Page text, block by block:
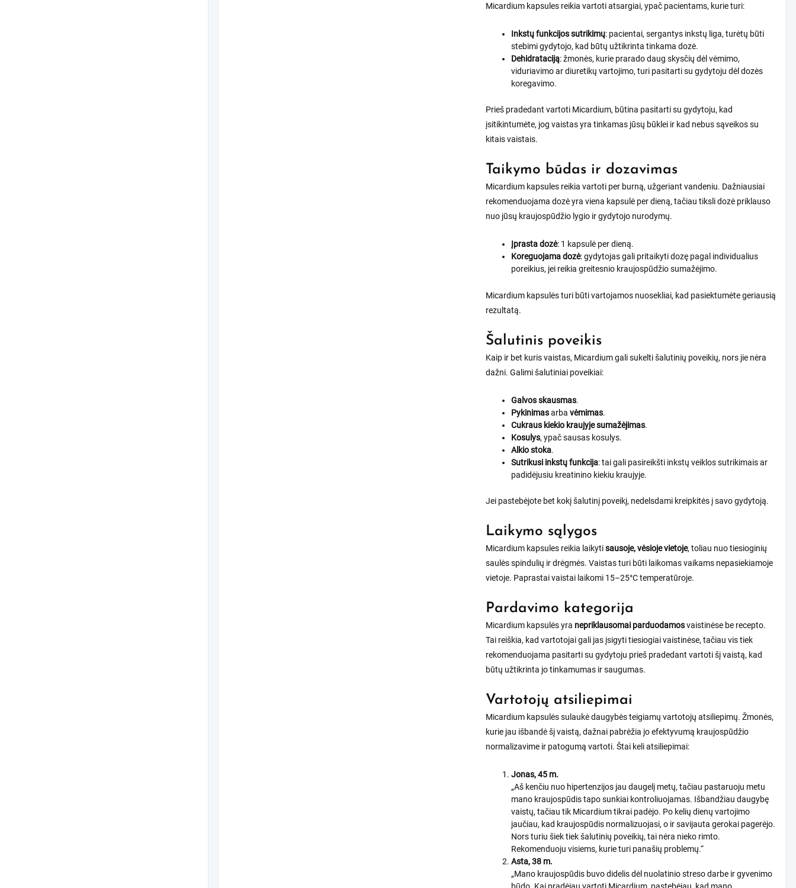
Micardium kapsules reikia vartoti atsargiai, ypač pacientams, kurie turi:
Inkstų funkcijos sutrikimų: pacientai, sergantys inkstų liga, turėtų būti
stebimi gydytojo, kad būtų užtikrinta tinkama dozė.
Dehidrataciją: žmonės, kurie prarado daug skysčių dėl vėmimo,
viduriavimo ar diuretikų vartojimo, turi pasitarti su gydytoju dėl dozės
koregavimo.
Prieš pradedant vartoti Micardium, būtina pasitarti su gydytoju, kad
įsitikintumėte, jog vaistas yra tinkamas jūsų būklei ir kad nebus sąveikos su
kitais vaistais.
Taikymo būdas ir dozavimas
Micardium kapsules reikia vartoti per burną, užgeriant vandeniu. Dažniausiai
rekomenduojama dozė yra viena kapsulė per dieną, tačiau tiksli dozė priklauso
nuo jūsų kraujospūdžio lygio ir gydytojo nurodymų.
Įprasta dozė: 1 kapsulė per dieną.
Koreguojama dozė: gydytojas gali pritaikyti dozę pagal individualius
poreikius, jei reikia greitesnio kraujospūdžio sumažėjimo.
Micardium kapsulės turi būti vartojamos nuosekliai, kad pasiektumėte geriausią
rezultatą.
Šalutinis poveikis
Kaip ir bet kuris vaistas, Micardium gali sukelti šalutinių poveikių, nors jie nėra
dažni. Galimi šalutiniai poveikiai:
Galvos skausmas.
Pykinimasarbavėmimas.
Cukraus kiekio kraujyje sumažėjimas.
Kosulys, ypač sausas kosulys.
Alkio stoka.
Sutrikusi inkstų funkcija: tai gali pasireikšti inkstų veiklos sutrikimais ar
padidėjusiu kreatinino kiekiu kraujyje.
Jei pastebėjote bet kokį šalutinį poveikį, nedelsdami kreipkitės į savo gydytoją.
Laikymo sąlygos
Micardium kapsules reikia laikytisausoje, vėsioje vietoje, toliau nuo tiesioginių
saulės spindulių ir drėgmės. Vaistas turi būti laikomas vaikams nepasiekiamoje
vietoje. Paprastai vaistai laikomi 15–25°C temperatūroje.
Pardavimo kategorija
Micardium kapsulės yra nepriklausomai parduodamosvaistinėse be recepto.
Tai reiškia, kad vartotojai gali jas įsigyti tiesiogiai vaistinėse, tačiau vis tiek
rekomenduojama pasitarti su gydytoju prieš pradedant vartoti šį vaistą, kad
būtų užtikrinta jo tinkamumas ir saugumas.
Vartotojų atsiliepimai
Micardium kapsulės sulaukė daugybės teigiamų vartotojų atsiliepimų. Žmonės,
kurie jau išbandė šį vaistą, dažnai pabrėžia jo efektyvumą kraujospūdžio
normalizavime ir patogumą vartoti. Štai keli atsiliepimai:
Jonas, 45 m.
„Aš kenčiu nuo hipertenzijos jau daugelį metų, tačiau pastaruoju metu
mano kraujospūdis tapo sunkiai kontroliuojamas. Išbandžiau daugybę
vaistų, tačiau tik Micardium tikrai padėjo. Po kelių dienų vartojimo
jaučiau, kad kraujospūdis normalizuojasi, o ir savijauta gerokai pagerėjo.
Nors turiu šiek tiek šalutinių poveikių, tai nėra nieko rimto.
Rekomenduoju visiems, kurie turi panašių problemų.“
Asta, 38 m.
„Mano kraujospūdis buvo didelis dėl nuolatinio streso darbe ir gyvenimo